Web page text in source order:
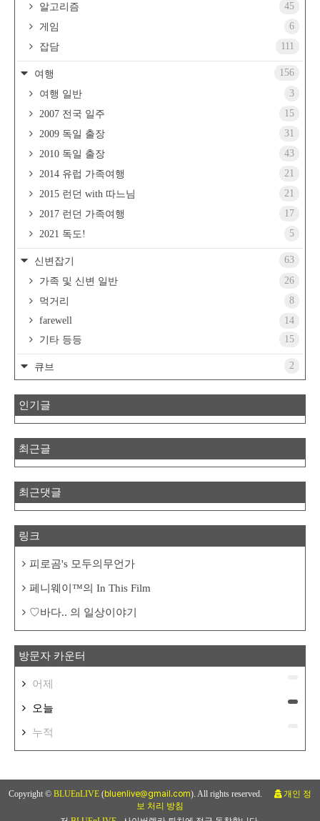
알고리즘
45
게임
6
잡담
111
여행
156
여행 일반
3
2007 전국 일주
15
2009 독일 출장
31
2010 독일 출장
43
2014 유럽 가족여행
21
2015 런던 with 따느님
21
2017 런던 가족여행
17
2021 독도!
5
신변잡기
63
가족 및 신변 일반
26
먹거리
8
farewell
14
기타 등등
15
큐브 2
인기글
최근글
최근댓글
링크
피로곰's 모두의무언가
페니웨이™의 In This Film
♡바다.. 의 일상이야기
방문자 카운터
어제
오늘
누적
Copyright © BLUEnLIVE (bluenlive@gmail.com). All rights reserved.
개인 정
보 처리 방침